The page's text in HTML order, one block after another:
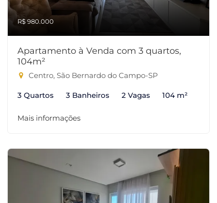
R$ 980.000
Apartamento à Venda com 3 quartos,
104m²
Centro, São Bernardo do Campo-SP
3 Quartos 3 Banheiros 2 Vagas 104 m²
Mais informações